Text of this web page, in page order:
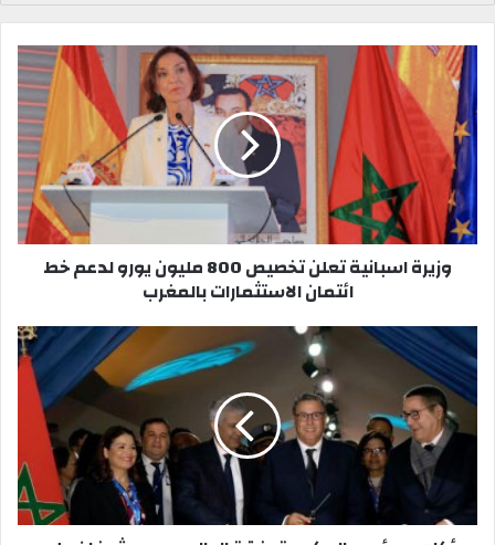
و
ق
ع
ا
ل
و
ي
س
ب
و
ك
وزيرة اسبانية تعلن تخصيص 800 مليون يورو لدعم خط
ائتمان الاستثمارات بالمغرب